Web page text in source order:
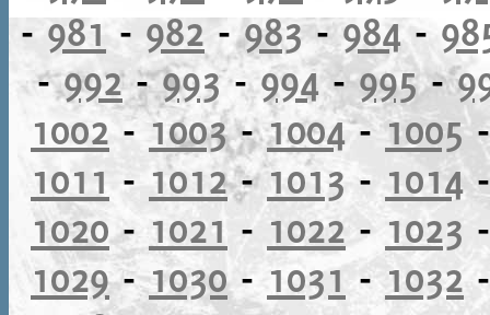
-981-982-983-984-
-992-993-994-995-
1002 -1003-1004-1005
1011 - 1012-1013- 1014
1020- 1021 - 1022 - 1023
1029-1030-1031 -1032